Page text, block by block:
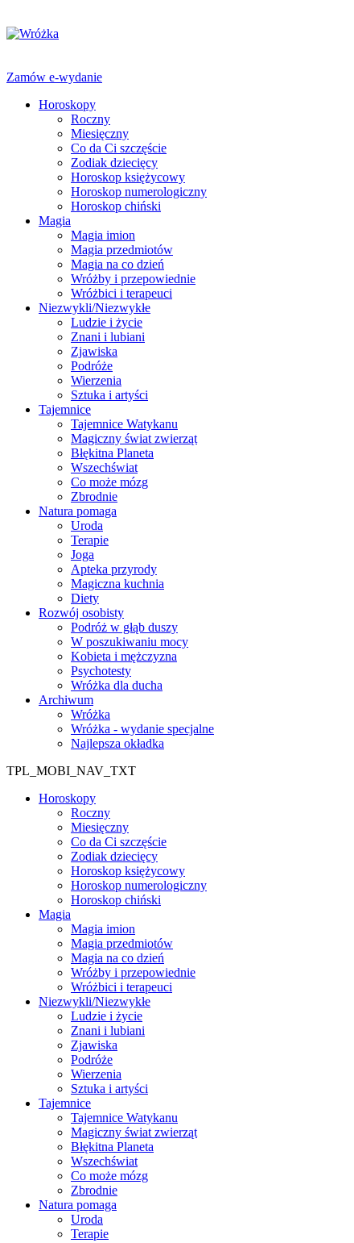
Zamów e-wydanie
Horoskopy
Roczny
Miesięczny
Co da Ci szczęście
Zodiak dziecięcy
Horoskop księżycowy
Horoskop numerologiczny
Horoskop chiński
Magia
Magia imion
Magia przedmiotów
Magia na co dzień
Wróżby i przepowiednie
Wróżbici i terapeuci
Niezwykli/Niezwykłe
Ludzie i życie
Znani i lubiani
Zjawiska
Podróże
Wierzenia
Sztuka i artyści
Tajemnice
Tajemnice Watykanu
Magiczny świat zwierząt
Błękitna Planeta
Wszechświat
Co może mózg
Zbrodnie
Natura pomaga
Uroda
Terapie
Joga
Apteka przyrody
Magiczna kuchnia
Diety
Rozwój osobisty
Podróż w głąb duszy
W poszukiwaniu mocy
Kobieta i mężczyzna
Psychotesty
Wróżka dla ducha
Archiwum
Wróżka
Wróżka - wydanie specjalne
Najlepsza okładka
TPL_MOBI_NAV_TXT
Horoskopy
Roczny
Miesięczny
Co da Ci szczęście
Zodiak dziecięcy
Horoskop księżycowy
Horoskop numerologiczny
Horoskop chiński
Magia
Magia imion
Magia przedmiotów
Magia na co dzień
Wróżby i przepowiednie
Wróżbici i terapeuci
Niezwykli/Niezwykłe
Ludzie i życie
Znani i lubiani
Zjawiska
Podróże
Wierzenia
Sztuka i artyści
Tajemnice
Tajemnice Watykanu
Magiczny świat zwierząt
Błękitna Planeta
Wszechświat
Co może mózg
Zbrodnie
Natura pomaga
Uroda
Terapie